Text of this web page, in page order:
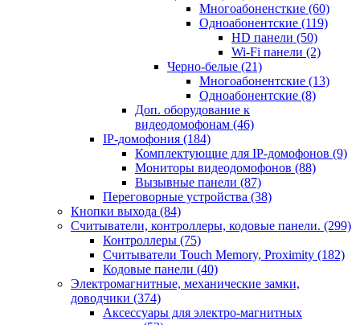
Многоабоненсткие (60)
Одноабонентские (119)
HD панели (50)
Wi-Fi панели (2)
Черно-белые (21)
Многоабонентские (13)
Одноабонентские (8)
Доп. оборудование к
видеодомофонам (46)
IP-домофония (184)
Комплектующие для IP-домофонов (9)
Мониторы видеодомофонов (88)
Вызывные панели (87)
Переговорные устройства (38)
Кнопки выхода (84)
Считыватели, контроллеры, кодовые панели. (299)
Контроллеры (75)
Считыватели Touch Memory, Proximity (182)
Кодовые панели (40)
Электромагнитные, механические замки,
доводчики (374)
Аксессуары для электро-магнитных